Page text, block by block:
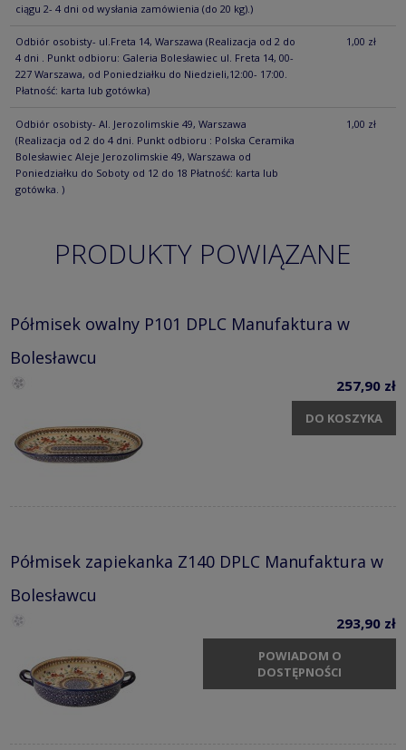
ciągu 2- 4 dni od wysłania zamówienia (do 20 kg).)
Odbiór osobisty- ul.Freta 14, Warszawa (Realizacja od 2 do
4 dni . Punkt odbioru: Galeria Bolesławiec ul. Freta 14, 00-
227 Warszawa, od Poniedziałku do Niedzieli,12:00- 17:00.
Płatność: karta lub gotówka)
1,00 zł
Odbiór osobisty- Al. Jerozolimskie 49, Warszawa
(Realizacja od 2 do 4 dni. Punkt odbioru : Polska Ceramika
Bolesławiec Aleje Jerozolimskie 49, Warszawa od
Poniedziałku do Soboty od 12 do 18 Płatność: karta lub
gotówka. )
1,00 zł
PRODUKTY POWIĄZANE
Półmisek owalny P101 DPLC Manufaktura w
Bolesławcu
257,90 zł
DO KOSZYKA
Półmisek zapiekanka Z140 DPLC Manufaktura w
Bolesławcu
293,90 zł
POWIADOM O
DOSTĘPNOŚCI